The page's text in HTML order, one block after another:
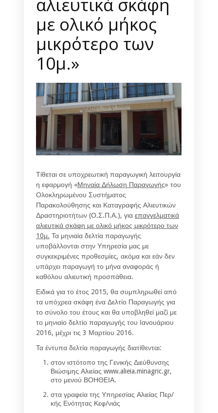
με ολικό μήκος
μικρότερο των
10μ.»
Τίθεται σε υποχρεωτική παραγωγική λειτουργία
η εφαρμογή «Μηναία Δήλωση Παραγωγής» του
Ολοκληρωμένου Συστήματος
Παρακολούθησης και Καταγραφής Αλιευτικών
Δραστηριοτήτων (Ο.Σ.Π.Α.), για επαγγελματικά
αλιευτικά σκάφη με ολικό μήκος μικρότερο των
10μ. Τα μηνιαία δελτία παραγωγής
υποβάλλονται στην Υπηρεσία μας με
συγκεκριμένες προθεσμίες, ακόμα και εάν δεν
υπάρχει παραγωγή το μήνα αναφοράς ή
καθόλου αλιευτική προσπάθεια.
Ειδικά για το έτος 2015, θα συμπληρωθεί από
τα υπόχρεα σκάφη ένα Δελτίο Παραγωγής για
το σύνολο του έτους και θα υποβληθεί μαζί με
το μηνιαίο δελτίο παραγωγής του Ιανουάριου
2016, μέχρι τις 3 Μαρτίου 2016.
Τα έντυπα δελτία παραγωγής διατίθενται:
στον ιστότοπο της Γενικής Διεύθυνσης
Βιώσιμης Αλιείας www.alieia.minagric.gr,
στο μενού ΒΟΗΘΕΙΑ.
στα γραφεία της Υπηρεσίας Αλιείας Περ/
κής Ενότητας Κεφ/νιάς